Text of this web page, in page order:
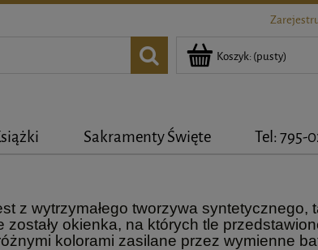
Koszyk: (pusty)
Sakramenty Święte Tel: 795-
z wytrzymałego tworzywa syntetycznego,
zostały okienka, na których tle
kolorami zasilane przez wymienne